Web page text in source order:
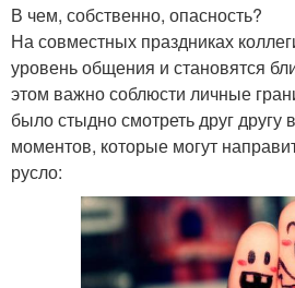
В чем, собственно, опасность?
На совместных праздниках
уровень общения и становятся
этом важно соблюсти личные
было стыдно смотреть друг другу
моментов, которые могут
русло: